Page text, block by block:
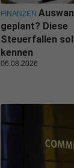
FINANZEN
geplant? Diese
Steuerfallen
kennen
06.08.2026